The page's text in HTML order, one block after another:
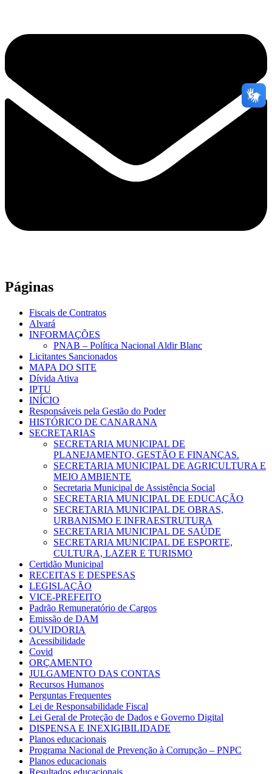
Páginas
Fiscais de Contratos
Alvará
INFORMAÇÕES
PNAB – Política Nacional Aldir Blanc
Licitantes Sancionados
MAPA DO SITE
Dívida Ativa
IPTU
INÍCIO
Responsáveis pela Gestão do Poder
HISTÓRICO DE CANARANA
SECRETARIAS
SECRETARIA MUNICIPAL DE
PLANEJAMENTO, GESTÃO E FINANÇAS.
SECRETARIA MUNICIPAL DE AGRICULTURA E
MEIO AMBIENTE
Secretaria Municipal de Assistência Social
SECRETARIA MUNICIPAL DE EDUCAÇÃO
SECRETARIA MUNICIPAL DE OBRAS,
URBANISMO E INFRAESTRUTURA
SECRETARIA MUNICIPAL DE SAÚDE
SECRETARIA MUNICIPAL DE ESPORTE,
CULTURA, LAZER E TURISMO
Certidão Municipal
RECEITAS E DESPESAS
LEGISLAÇÃO
VICE-PREFEITO
Padrão Remuneratório de Cargos
Emissão de DAM
OUVIDORIA
Acessibilidade
Covid
ORÇAMENTO
JULGAMENTO DAS CONTAS
Recursos Humanos
Perguntas Frequentes
Lei de Responsabilidade Fiscal
Lei Geral de Proteção de Dados e Governo Digital
DISPENSA E INEXIGIBILIDADE
Planos educacionais
Programa Nacional de Prevenção à Corrupção – PNPC
Planos educacionais
Resultados educacionais